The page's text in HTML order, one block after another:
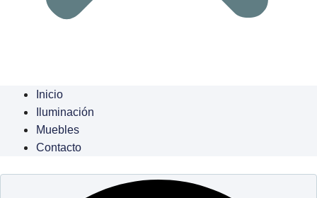
Inicio
Iluminación
Muebles
Contacto